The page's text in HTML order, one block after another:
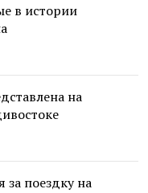
в истории
на
поездку на